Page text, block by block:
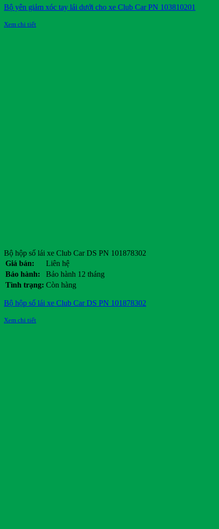
Bộ yên giảm xóc tay lái dưới cho xe Club Car PN 103810201
Xem chi tiết
Bộ hộp số lái xe Club Car DS PN 101878302
Giá bán:
Liên hệ
Bảo hành:
Bảo hành 12 tháng
Tình trạng: Còn hàng
Bộ hộp số lái xe Club Car DS PN 101878302
Xem chi tiết